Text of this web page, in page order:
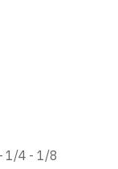
1/4 - 1/8